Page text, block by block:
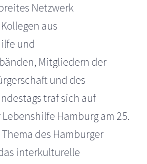
Netzwerk
aus
und
Mitgliedern der
und des
traf sich auf
Hamburg am 25.
des Hamburger
interkulturelle